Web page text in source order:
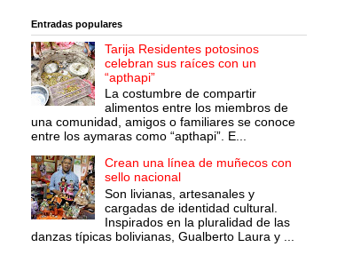
Entradas populares
Tarija Residentes potosinos
celebran sus raíces con un
“apthapi”
La costumbre de compartir
alimentos entre los miembros de
una comunidad, amigos o familiares se conoce
entre los aymaras como “apthapi”. E...
Crean una línea de muñecos con
sello nacional
Son livianas, artesanales y
cargadas de identidad cultural.
Inspirados en la pluralidad de las
danzas típicas bolivianas, Gualberto Laura y ...